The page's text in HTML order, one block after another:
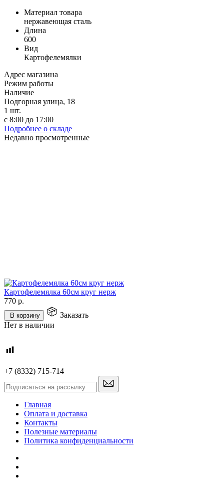
Материал товара
нержавеющая сталь
Длина
600
Вид
Картофелемялки
Адрес магазина
Режим работы
Наличие
Подгорная улица, 18
1 шт.
с 8:00 до 17:00
Подробнее о складе
Недавно просмотренные
Картофелемялка 60см круг нерж
770 р.
В корзину
Заказать
Нет в наличии
+7 (8332) 715-714
Главная
Оплата и доставка
Контакты
Полезные материалы
Политика конфиденциальности